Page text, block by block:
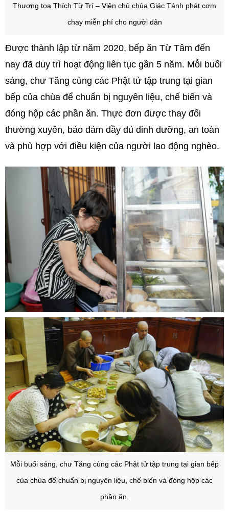
Thượng tọa Thích Từ Trí – Viện chủ chùa Giác Tánh phát cơm
chay miễn phí cho người dân
Được thành lập từ năm 2020, bếp ăn Từ Tâm đến
nay đã duy trì hoạt động liên tục gần 5 năm. Mỗi buổi
sáng, chư Tăng cùng các Phật tử tập trung tại gian
bếp của chùa để chuẩn bị nguyên liệu, chế biến và
đóng hộp các phần ăn. Thực đơn được thay đổi
thường xuyên, bảo đảm đầy đủ dinh dưỡng, an toàn
và phù hợp với điều kiện của người lao động nghèo.
Mỗi buổi sáng, chư Tăng cùng các Phật tử tập trung tại gian bếp
của chùa để chuẩn bị nguyên liệu, chế biến và đóng hộp các
phần ăn.